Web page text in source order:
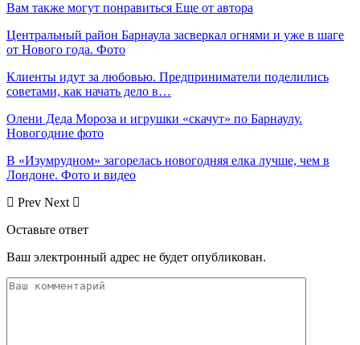
Вам также могут понравиться Еще от автора
Центральный район Барнаула засверкал огнями и уже в шаге
от Нового года. Фото
Клиенты идут за любовью. Предприниматели поделились
советами, как начать дело в…
Олени Деда Мороза и игрушки «скачут» по Барнаулу.
Новогодние фото
В «Изумрудном» загорелась новогодняя елка лучше, чем в
Лондоне. Фото и видео
Prev Next
Оставьте ответ
Ваш электронный адрес не будет опубликован.